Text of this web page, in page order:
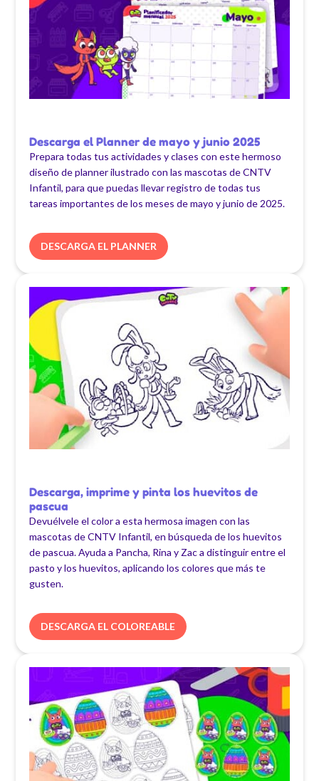
Descarga el Planner de mayo y junio 2025
Prepara todas tus actividades y clases con este hermoso
diseño de planner ilustrado con las mascotas de CNTV
Infantil, para que puedas llevar registro de todas tus
tareas importantes de los meses de mayo y junio de 2025.
DESCARGA EL PLANNER
Descarga, imprime y pinta los huevitos de
pascua
Devuélvele el color a esta hermosa imagen con las
mascotas de CNTV Infantil, en búsqueda de los huevitos
de pascua. Ayuda a Pancha, Rina y Zac a distinguir entre el
pasto y los huevitos, aplicando los colores que más te
gusten.
DESCARGA EL COLOREABLE